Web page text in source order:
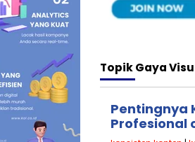
TopikGaya
Pentingnya
Profesional